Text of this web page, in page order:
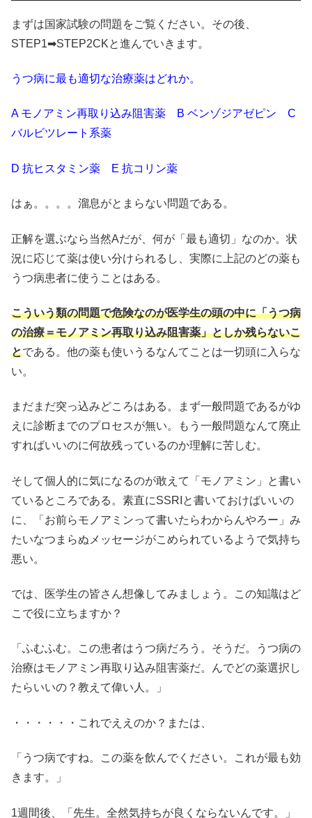
まずは国家試験の問題をご覧ください。その後、
STEP1➡STEP2CKと進んでいきます。
うつ病に最も適切な治療薬はどれか。
A モノアミン再取り込み阻害薬 B ベンゾジアゼピン C
バルビツレート系薬
D 抗ヒスタミン薬 E 抗コリン薬
はぁ。。。。溜息がとまらない問題である。
正解を選ぶなら当然Aだが、何が「最も適切」なのか。状
況に応じて薬は使い分けられるし、実際に上記のどの薬も
うつ病患者に使うことはある。
こういう類の問題で危険なのが医学生の頭の中に「うつ病
の治療＝モノアミン再取り込み阻害薬」としか残らないこ
とである。他の薬も使いうるなんてことは一切頭に入らな
い。
まだまだ突っ込みどころはある。まず一般問題であるがゆ
えに診断までのプロセスが無い。もう一般問題なんて廃止
すればいいのに何故残っているのか理解に苦しむ。
そして個人的に気になるのが敢えて「モノアミン」と書い
ているところである。素直にSSRIと書いておけばいいの
に、「お前らモノアミンって書いたらわからんやろー」み
たいなつまらぬメッセージがこめられているようで気持ち
悪い。
では、医学生の皆さん想像してみましょう。この知識はど
こで役に立ちますか？
「ふむふむ。この患者はうつ病だろう。そうだ。うつ病の
治療はモノアミン再取り込み阻害薬だ。んでどの薬選択し
たらいいの？教えて偉い人。」
・・・・・・これでええのか？または、
「うつ病ですね。この薬を飲んでください。これが最も効
きます。」
1週間後、「先生。全然気持ちが良くならないんです。」